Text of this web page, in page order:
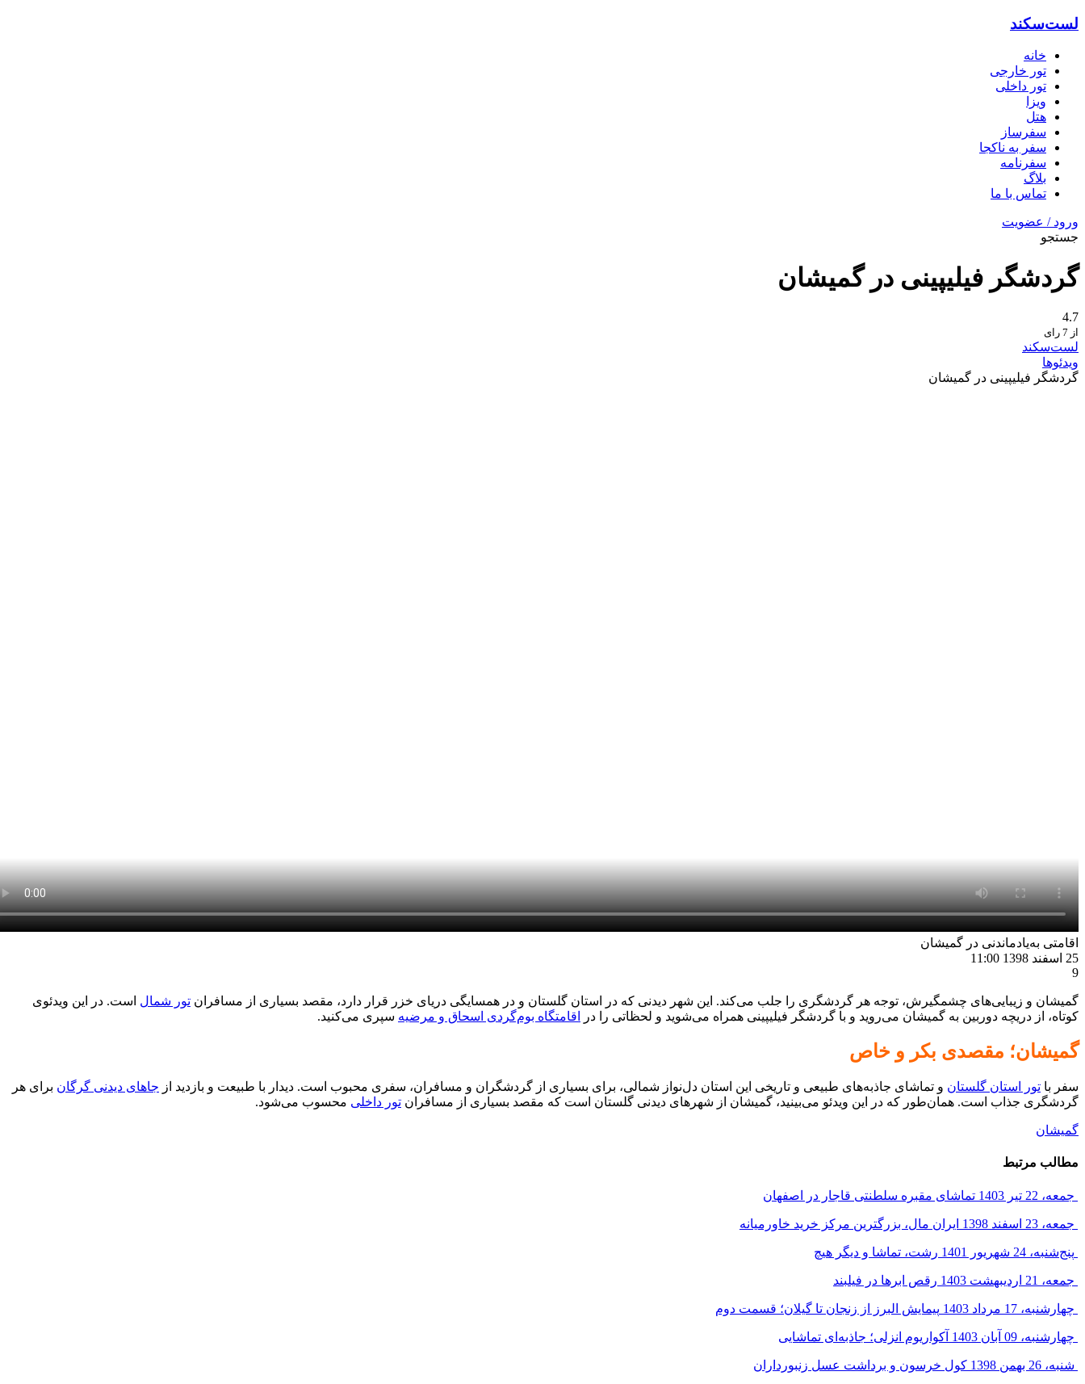
لست‌سکند
خانه
تور خارجی
تور داخلی
ویزا
هتل‌
سفرساز
سفر به ناکجا
سفرنامه
بلاگ
تماس با ما
ورود / عضویت
جستجو
گردشگر فیلیپینی در گمیشان
4.7
از 7 رای
لست‌سکند
ویدئوها
گردشگر فیلیپینی در گمیشان
اقامتی به‌یادماندنی در گمیشان
25 اسفند 1398
11:00
9
گمیشان و زیبایی‌های چشمگیرش، توجه هر گردشگری را جلب می‌کند. این شهر دیدنی که در استان گلستان و در همسایگی دریای خزر قرار دارد، مقصد بسیاری از مسافران تور شمال است. در این ویدئوی
کوتاه، از دریچه دوربین به گمیشان می‌روید و با گردشگر فیلیپینی همراه می‌شوید و لحظاتی را در
اقامتگاه بوم‌گردی اسحاق و مرضیه سپری می‌کنید.
گمیشان؛ مقصدی بکر و خاص
سفر با تور استان گلستان و تماشای جاذبه‌های طبیعی و تاریخی این استان دل‌نواز شمالی، برای بسیاری از گردشگران و مسافران، سفری محبوب است. دیدار با طبیعت و بازدید از جاهای دیدنی گرگان برای هر
گردشگری جذاب است. همان‌طور که در این ویدئو می‌بینید، گمیشان از شهرهای دیدنی گلستان است که مقصد بسیاری از مسافران تور داخلی محسوب می‌شود.
گمیشان
مطالب مرتبط
جمعه، 22 تیر 1403 تماشای مقبره سلطنتی قاجار در اصفهان
جمعه، 23 اسفند 1398 ایران مال، بزرگترین مرکز خرید خاورمیانه
پنج‌شنبه، 24 شهریور 1401 رشت، تماشا و دیگر هیچ
جمعه، 21 اردیبهشت 1403 رقص ابرها در فیلبند
چهارشنبه، 17 مرداد 1403 پیمایش البرز از زنجان تا گیلان؛ قسمت دوم
چهارشنبه، 09 آبان 1403 آکواریوم انزلی؛ جاذبه‌ای تماشایی
شنبه، 26 بهمن 1398
کول خرسون و برداشت عسل زنبورداران